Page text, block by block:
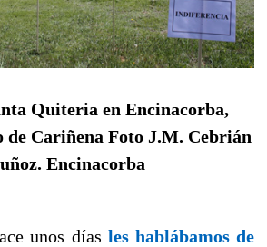
Quiteria en Encinacorba,
de Cariñena Foto J.M. Cebrián
Encinacorba
unos días les hablábamos de